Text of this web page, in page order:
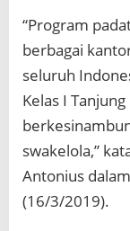
“Program
berbagai
seluruh
Kelas I
swakelola,”
Antonius
(16/3/2019).